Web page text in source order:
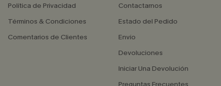
Política de Privacidad
Términos & Condiciones
Comentarios de Clientes
Contactarnos
Estado del Pedido
Envío
Devoluciones
Iniciar Una Devolución